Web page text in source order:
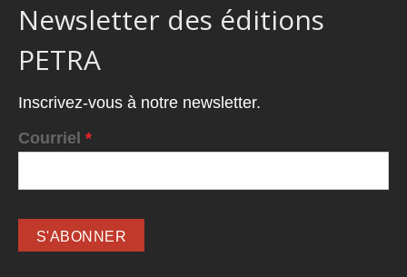
Newsletter des éditions
PETRA
Inscrivez-vous à notre newsletter.
Courriel *